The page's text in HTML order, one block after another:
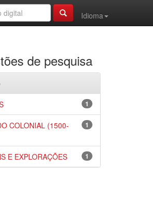
Idioma
de pesquisa
1
1
COLONIAL (1500-
1
E EXPLORAÇÕES